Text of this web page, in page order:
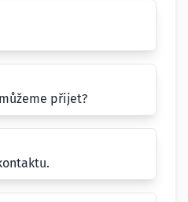
přijet?